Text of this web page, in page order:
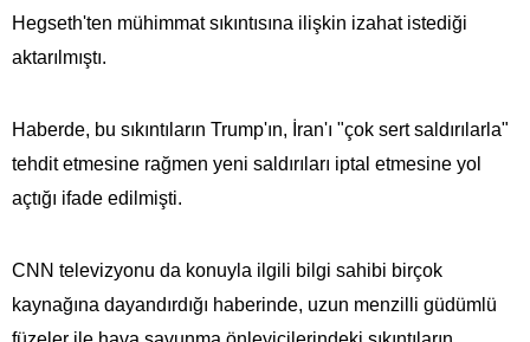
Hegseth'ten mühimmat sıkıntısına ilişkin izahat istediği
aktarılmıştı.
Haberde, bu sıkıntıların Trump'ın, İran'ı "çok sert saldırılarla"
tehdit etmesine rağmen yeni saldırıları iptal etmesine yol
açtığı ifade edilmişti.
CNN televizyonu da konuyla ilgili bilgi sahibi birçok
kaynağına dayandırdığı haberinde, uzun menzilli güdümlü